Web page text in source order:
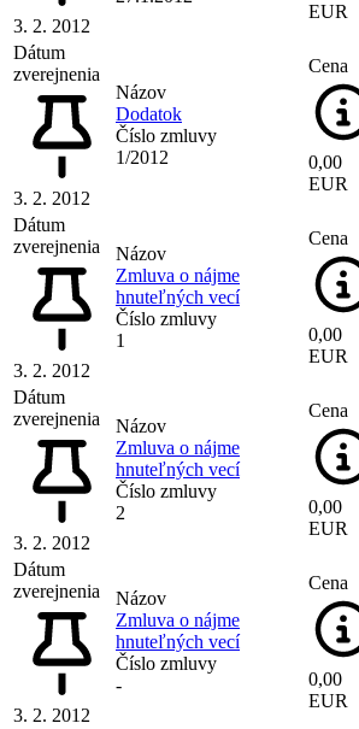
3. 2. 2012
EUR
Dátum
zverejnenia
3. 2. 2012
Názov
Dodatok
Číslo zmluvy
1/2012
Cena
0,00
EUR
Dátum
zverejnenia
3. 2. 2012
Názov
Zmluva o nájme
hnuteľných vecí
Číslo zmluvy
1
Cena
0,00
EUR
Dátum
zverejnenia
3. 2. 2012
Názov
Zmluva o nájme
hnuteľných vecí
Číslo zmluvy
2
Cena
0,00
EUR
Dátum
zverejnenia
3. 2. 2012
Názov
Zmluva o nájme
hnuteľných vecí
Číslo zmluvy
-
Cena
0,00
EUR